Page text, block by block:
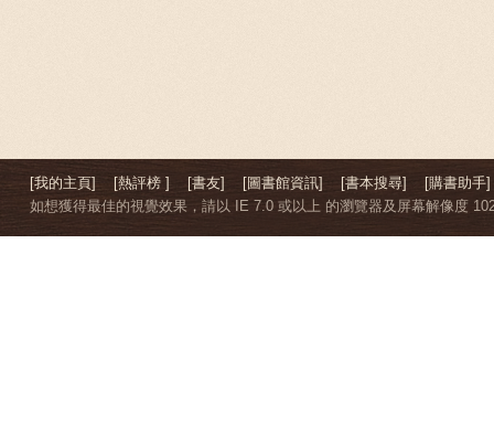
[我的主頁] [熱評榜 ] [書友] [圖書館資訊] [書本搜尋]
[購書助手]
如想獲得最佳的視覺效果，請以 IE 7.0 或以上 的瀏覽器及屏幕解像度